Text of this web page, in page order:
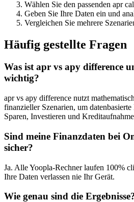
Wählen Sie den passenden apr
Geben Sie Ihre Daten ein und
Vergleichen Sie mehrere
Häufig gestellte Fragen
Was ist apr vs apy difference
wichtig?
apr vs apy difference nutzt
finanzieller Szenarien, um
Sparen, Investieren und
Sind meine Finanzdaten bei
sicher?
Ja. Alle Yoopla-Rechner laufen 100%
Ihre Daten verlassen nie Ihr Gerät.
Wie genau sind die